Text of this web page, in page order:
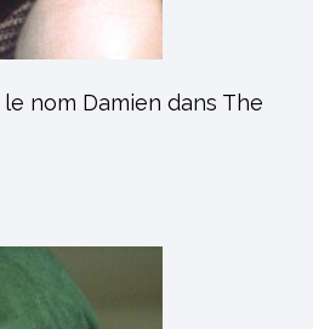
nom Damien dans The